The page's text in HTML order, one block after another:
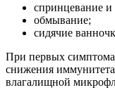
спринцевание
обмывание;
сидячие
При первых
снижения
влагалищной